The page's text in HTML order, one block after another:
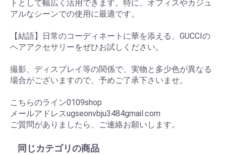
トとして幅広く活用できます。特に、オフィスやカジュ
アルなシーンでの使用に最適です。
【結語】日常のコーディネートに華を添える、GUCCIの
ヘアアクセサリーをぜひお試しください。
撮影、ディスプレイ等の関係で、実物と多少色が異なる
場合がございますので、予めご了承下さいませ。
こちらのライン0109shop
メールアドレスugseonvbju3484gmail.com
ご質問がありましたら、ご連絡お願いします。
同じカテゴリの商品